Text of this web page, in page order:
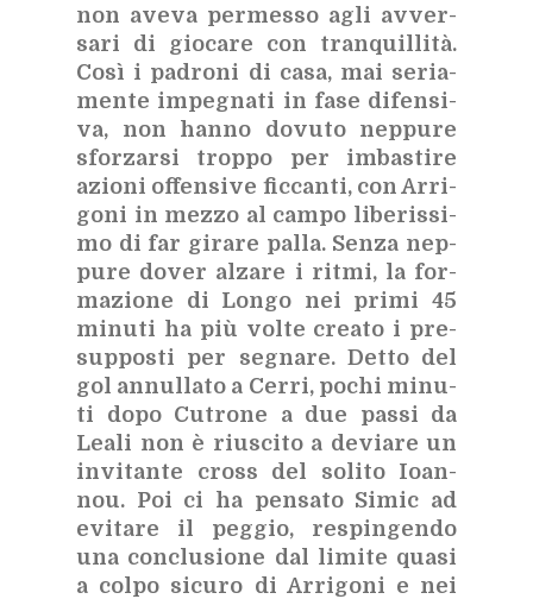
non ave­va per­mes­so agli av­ver­
sa­ri di gio­ca­re con tran­quil­li­tà.
Così i pa­dro­ni di casa, mai se­ria­
men­te im­pe­gna­ti in fase di­fen­si­
va, non han­no do­vu­to nep­pu­re
sfor­zar­si trop­po per im­ba­sti­re
azio­ni of­fen­si­ve fic­can­ti, con Ar­ri­
go­ni in mez­zo al cam­po li­be­ris­si­
mo di far gi­ra­re pal­la. Sen­za nep­
pu­re do­ver al­za­re i rit­mi, la for­
ma­zio­ne di Lon­go nei pri­mi 45
mi­nu­ti ha più vol­te crea­to i pre­
sup­po­sti per se­gna­re. Det­to del
gol an­nul­la­to a Cer­ri, po­chi mi­nu­
ti dopo Cu­tro­ne a due pas­si da
Lea­li non è riu­sci­to a de­via­re un
in­vi­tan­te cross del so­li­to Ioan­
nou. Poi ci ha pen­sa­to Si­mic ad
evi­ta­re il peg­gio, re­spin­gen­do
una con­clu­sio­ne dal li­mi­te qua­si
a col­po si­cu­ro di Ar­ri­go­ni e nei